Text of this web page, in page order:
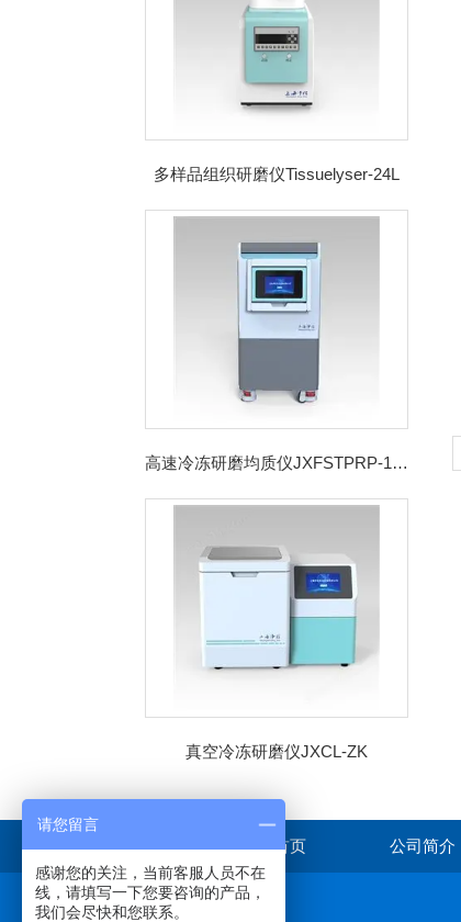
多样品组织研磨仪Tissuelyser-24L
高速冷冻研磨均质仪JXFSTPRP-192CL
真空冷冻研磨仪JXCL-ZK
首页 公司简介
请您留言
感谢您的关注，当前客服人员不在
线，请填写一下您要咨询的产品，
我们会尽快和您联系。